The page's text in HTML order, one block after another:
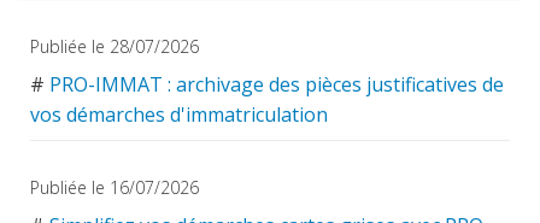
Publiée le 28/07/2026
# PRO-IMMAT : archivage des pièces justificatives de
vos démarches d'immatriculation
Publiée le 16/07/2026